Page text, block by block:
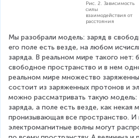
c
{
q
_
1
\
c
d
Рис. 2. Зависимость
силы
взаимодействия от
расстояния
Мы разобрали модель: заряд в
его поле есть везде, на любом
заряда. В реальном мире такого нет:
свободное пространство и в нем
реальном мире множество
состоит из заряженных протонов и
можно рассматривать такую модель:
заряда, а поле есть везде, как некая
пронизывающая все пространство. И
электромагнитные волны могут